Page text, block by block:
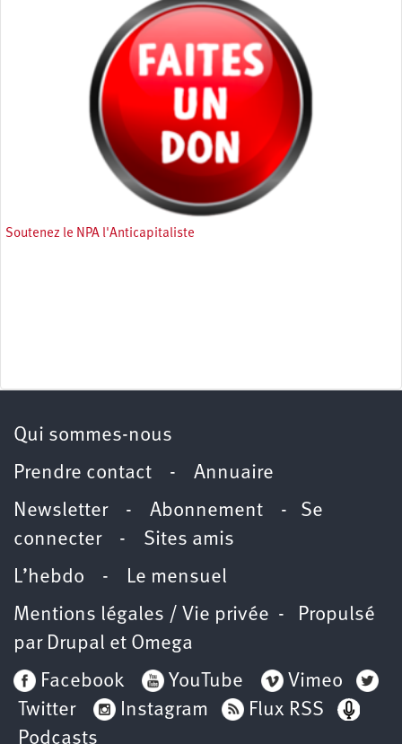
Soutenez le NPA l'Anticapitaliste
Qui sommes-nous
Prendre contact - Annuaire
Newsletter - Abonnement - Se
connecter- Sites amis
L’hebdo -
Le mensuel
Mentions légales / Vie privée - Propulsé
par Drupal et Omega
Facebook
YouTube
Vimeo
Twitter
Instagram
Flux RSS
Podcasts